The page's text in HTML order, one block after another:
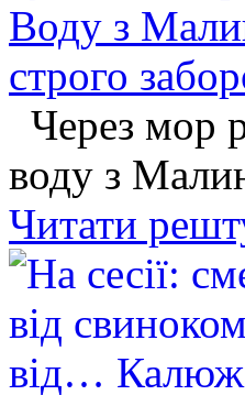
Воду з
строго
Через мор
воду з
Читати